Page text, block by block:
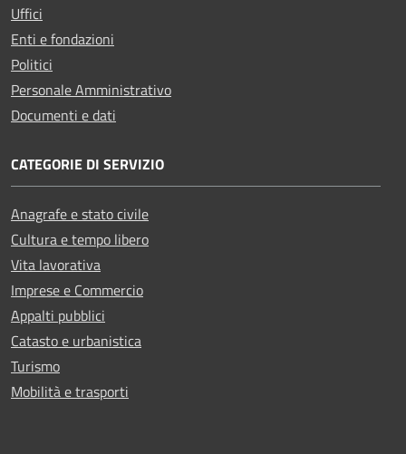
Uffici
Enti e fondazioni
Politici
Personale Amministrativo
Documenti e dati
CATEGORIE DI SERVIZIO
Anagrafe e stato civile
Cultura e tempo libero
Vita lavorativa
Imprese e Commercio
Appalti pubblici
Catasto e urbanistica
Turismo
Mobilità e trasporti